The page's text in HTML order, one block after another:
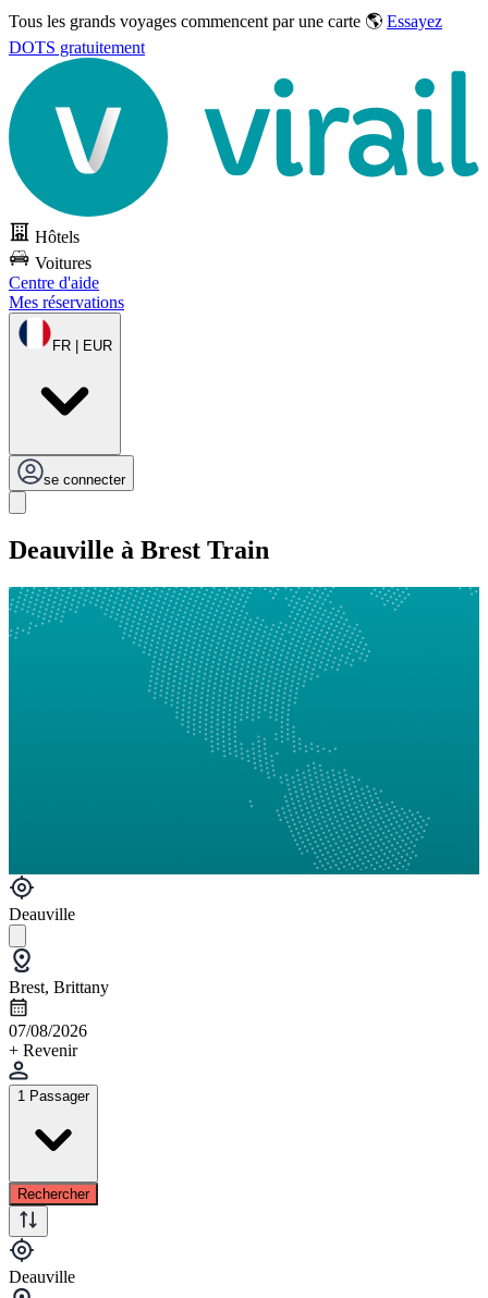
Tous les grands voyages commencent par une carte 🌎 Essayez
DOTS gratuitement
Hôtels
Voitures
Centre d'aide
Mes réservations
FR | EUR
se connecter
Deauville à Brest Train
Deauville
Brest, Brittany
07/08/2026
+ Revenir
1 Passager
Rechercher
Deauville